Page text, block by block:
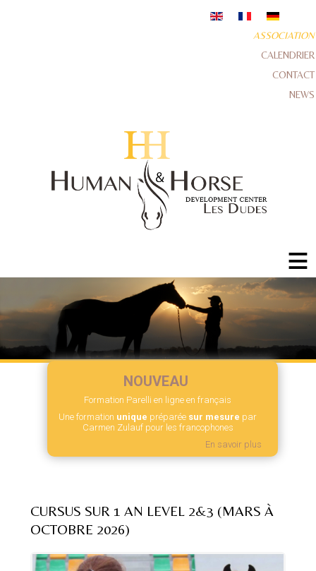
ASSOCIATION
CALENDRIER
CONTACT
NEWS
≡
NOUVEAU
Formation Parelli en ligne en français
Une formation unique préparée sur mesure par
Carmen Zulauf pour les francophones
En savoir plus
CURSUS SUR 1 AN LEVEL 2&3 (MARS À
OCTOBRE 2026)